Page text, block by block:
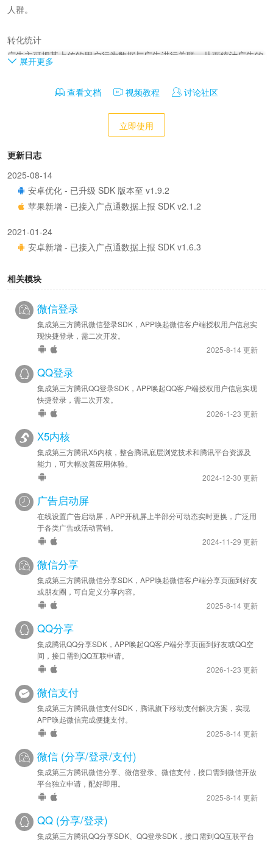
人群。
转化统计
广告主可把其上传的用户行为数据与广告进行关联，从而统计广告的
在DMP上传用户行为数据后，广告主可以在投放端创建转化规则，在
程序化创意帮助广告主通过简单的设置，实现自动化个性化的创意投
放及优化，同时享受更低的创意成本和持续的创意优化效果。广告主
接入用户数据后，DMP可以按照用户行为提取人群，用于程序化创
意，让不同人群看到不同的广告创意。
oCPA
oCPA智能出价模式，让广告主在成本可控的前提下，更具效率和效果
广告主在DMP上导入转化数据后，可以选择期望优化的用户行为，如
移动应用激活或下载，并提供对该用户行为期望的平均转化成本，然
后系统即可通过预估每一次展示的转化价值，自动出价，按照点击扣
费。最终帮助广告主实现转化成本控制及出价自动化，提升投放效
基本概念
数据源是广告主所上报的一方数据的集合，广告主可以向创建好的数
据源中上报数据、查看报表，或将数据源授权给其他账号。
行为数据
行为数据是广告主自身用户在网站、应用、线下、小程序等场景发生
的任意行为，如注册、收藏、付费等。广告主可以上报一些常见的标
准行为，也可以根据自身需求上报自定义行为。行为数据可以用于人
群提取、转化统计、程序化创意、oCPA等。
展开更多
查看文档 视频教程 讨论社区
立即使用
更新日志
2025-08-14
安卓优化 - 已升级 SDK 版本至 v1.9.2
苹果新增 - 已接入广点通数据上报 SDK v2.1.2
2021-01-24
安卓新增 - 已接入广点通数据上报 SDK v1.6.3
相关模块
微信登录
集成第三方腾讯微信登录SDK，APP唤起微信客户端授权用户信息实
现快捷登录，需二次开发。
2025-8-14 更新
QQ登录
集成第三方腾讯QQ登录SDK，APP唤起QQ客户端授权用户信息实现
快捷登录，需二次开发。
2026-1-23 更新
X5内核
集成第三方腾讯X5内核，整合腾讯底层浏览技术和腾讯平台资源及
能力，可大幅改善应用体验。
2024-12-30 更新
广告启动屏
在线设置广告启动屏，APP开机屏上半部分可动态实时更换，广泛用
于各类广告或活动营销。
2024-11-29 更新
微信分享
集成第三方腾讯微信分享SDK，APP唤起微信客户端分享页面到好友
或朋友圈，可自定义分享内容。
2025-8-14 更新
QQ分享
集成腾讯QQ分享SDK，APP唤起QQ客户端分享页面到好友或QQ空
间，接口需到QQ互联申请。
2026-1-23 更新
微信支付
集成第三方腾讯微信支付SDK，腾讯旗下移动支付解决方案，实现
APP唤起微信完成便捷支付。
2025-8-14 更新
微信 (分享/登录/支付)
集成第三方腾讯微信分享、微信登录、微信支付，接口需到微信开放
平台独立申请，配好即用。
2025-8-14 更新
QQ (分享/登录)
集成第三方腾讯QQ分享SDK、QQ登录SDK，接口需到QQ互联平台